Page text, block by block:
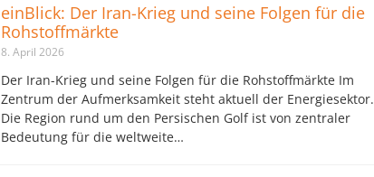
einBlick: Der Iran-Krieg und seine Folgen für die
Rohstoffmärkte
8. April 2026
Der Iran-Krieg und seine Folgen für die Rohstoffmärkte Im
Zentrum der Aufmerksamkeit steht aktuell der Energiesektor.
Die Region rund um den Persischen Golf ist von zentraler
Bedeutung für die weltweite…